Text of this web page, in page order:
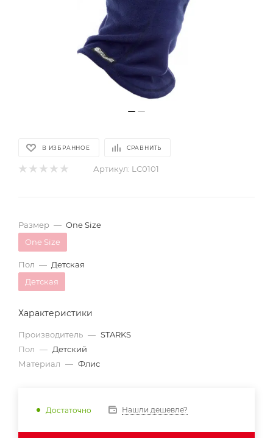
В ИЗБРАННОЕ СРАВНИТЬ
Артикул: LC0101
Размер — One Size
One Size
Пол — Детская
Детская
Характеристики
Производитель — STARKS
Пол — Детский
Материал — Флис
Достаточно Нашли дешевле?